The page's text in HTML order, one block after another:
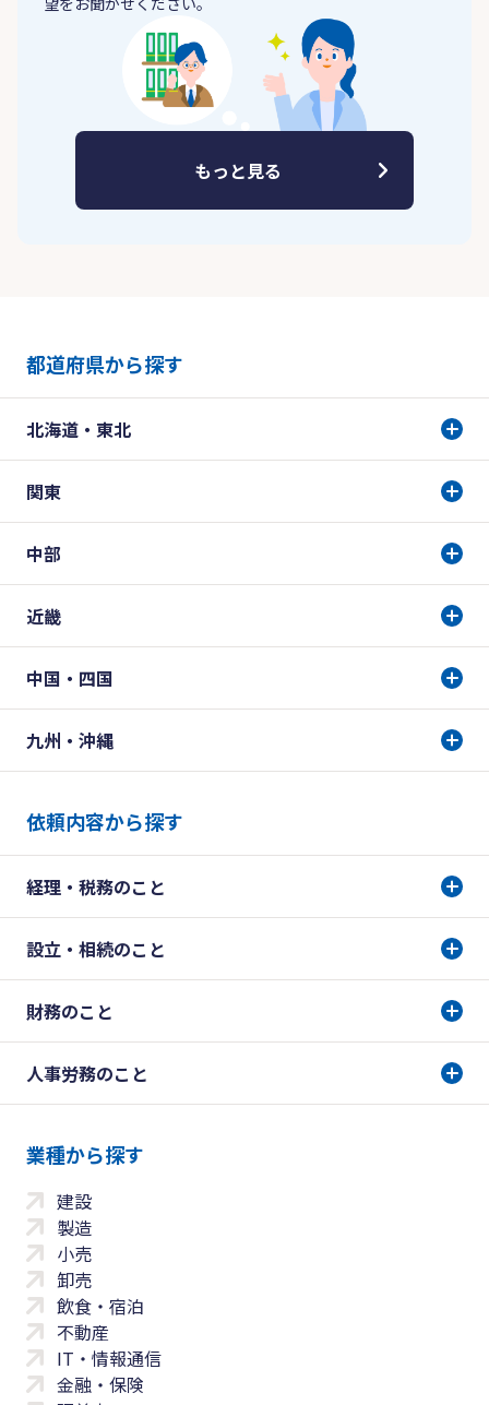
もっと見る
都道府県から探す
北海道・東北
関東
中部
近畿
中国・四国
九州・沖縄
依頼内容から探す
経理・税務のこと
設立・相続のこと
財務のこと
人事労務のこと
業種から探す
建設
製造
小売
卸売
飲食・宿泊
不動産
IT・情報通信
金融・保険